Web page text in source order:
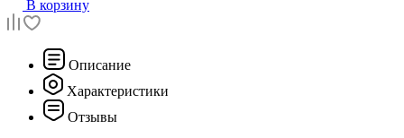
В корзину
Описание
Характеристики
Отзывы